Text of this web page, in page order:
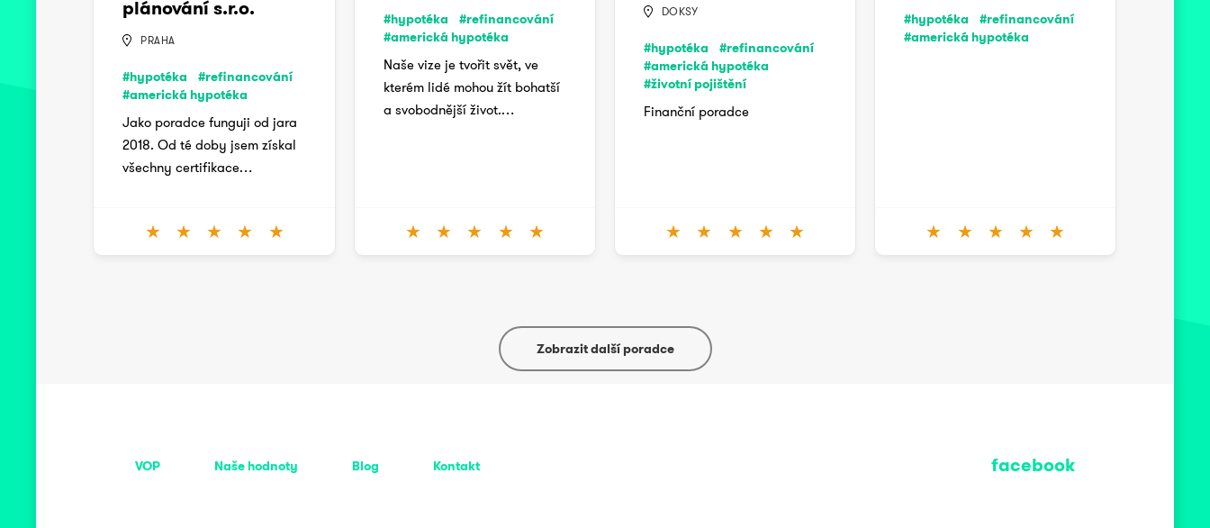
plánování s.r.o.
PRAHA
#hypotéka
#refinancování
#americká hypotéka
Jako poradce funguji od jara
2018. Od té doby jsem získal
všechny certifikace…
★ ★ ★ ★ ★
#hypotéka
#refinancování
#americká hypotéka
Naše vize je tvořit svět, ve
kterém lidé mohou žít bohatší
a svobodnější život.…
★ ★ ★ ★ ★
DOKSY
#hypotéka
#refinancování
#americká hypotéka
#životní pojištění
Finanční poradce
★ ★ ★ ★ ★
#hypotéka
#refinancování
#americká hypotéka
★ ★ ★ ★ ★
Zobrazit další poradce
VOP Naše hodnoty Blog Kontakt facebook